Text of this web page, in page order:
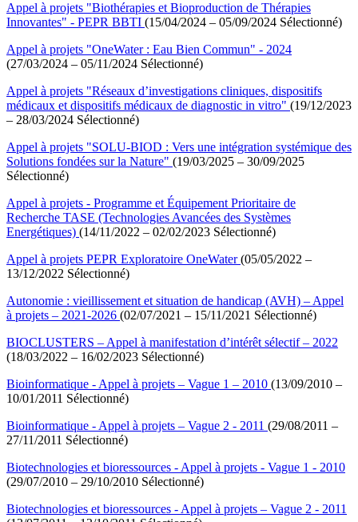
Appel à projets "Biothérapies et Bioproduction de Thérapies
Innovantes" - PEPR BBTI (15/04/2024 – 05/09/2024 Sélectionné)
Appel à projets "OneWater : Eau Bien Commun" - 2024
(27/03/2024 – 05/11/2024 Sélectionné)
Appel à projets "Réseaux d’investigations cliniques, dispositifs
médicaux et dispositifs médicaux de diagnostic in vitro" (19/12/2023
– 28/03/2024 Sélectionné)
Appel à projets "SOLU-BIOD : Vers une intégration systémique des
Solutions fondées sur la Nature" (19/03/2025 – 30/09/2025
Sélectionné)
Appel à projets - Programme et Équipement Prioritaire de
Recherche TASE (Technologies Avancées des Systèmes
Energétiques) (14/11/2022 – 02/02/2023 Sélectionné)
Appel à projets PEPR Exploratoire OneWater(05/05/2022 –
13/12/2022 Sélectionné)
Autonomie : vieillissement et situation de handicap (AVH) – Appel
à projets – 2021-2026 (02/07/2021 – 15/11/2021 Sélectionné)
BIOCLUSTERS – Appel à manifestation d’intérêt sélectif – 2022
(18/03/2022 – 16/02/2023 Sélectionné)
Bioinformatique - Appel à projets – Vague 1 – 2010 (13/09/2010 –
10/01/2011 Sélectionné)
Bioinformatique - Appel à projets – Vague 2 - 2011 (29/08/2011 –
27/11/2011 Sélectionné)
Biotechnologies et bioressources - Appel à projets - Vague 1 - 2010
(29/07/2010 – 29/10/2010 Sélectionné)
Biotechnologies et bioressources - Appel à projets – Vague 2 - 2011